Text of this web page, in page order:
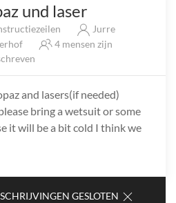
und laser
Jurre
4 mensen zijn
and lasers(if needed)
bring a wetsuit or some
it will be a bit cold I think we
GESLOTEN